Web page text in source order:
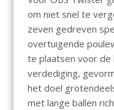
om niet snel te
zeven gedreven
overtuigende
te plaatsen voor de
verdediging,
het doel
met lange ballen